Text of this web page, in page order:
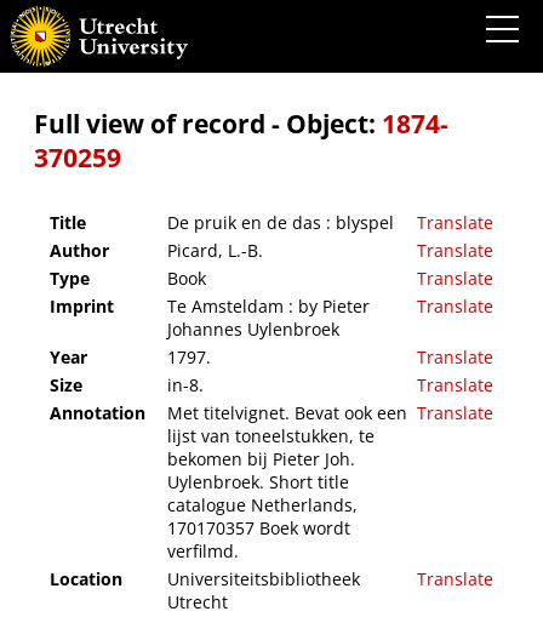
De pruik en de das : blyspel
Full view of record - Object: 1874-
370259
Title De pruik en de das : blyspel
Translate
Author
Picard, L.-B.
Translate
Type
Book
Translate
Imprint
Te Amsteldam : by Pieter
Johannes Uylenbroek
Translate
Year 1797.
Translate
Size
in-8.
Translate
Annotation
Met titelvignet. Bevat ook een
lijst van toneelstukken, te
bekomen bij Pieter Joh.
Uylenbroek. Short title
catalogue Netherlands,
170170357 Boek wordt
verfilmd.
Translate
Location
Universiteitsbibliotheek
Utrecht
Translate